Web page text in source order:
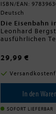
ISBN/EAN:
Deutsch
Die Eisenbahn
Leonhard
ausführlichen
Dokumente
Reise in
Altmühltalbahn
der Strecke
Kipfenberg,
sowie Bilder der
1934
Strecke in
140
29,99 €
In den
SOFORT LIEFERBAR